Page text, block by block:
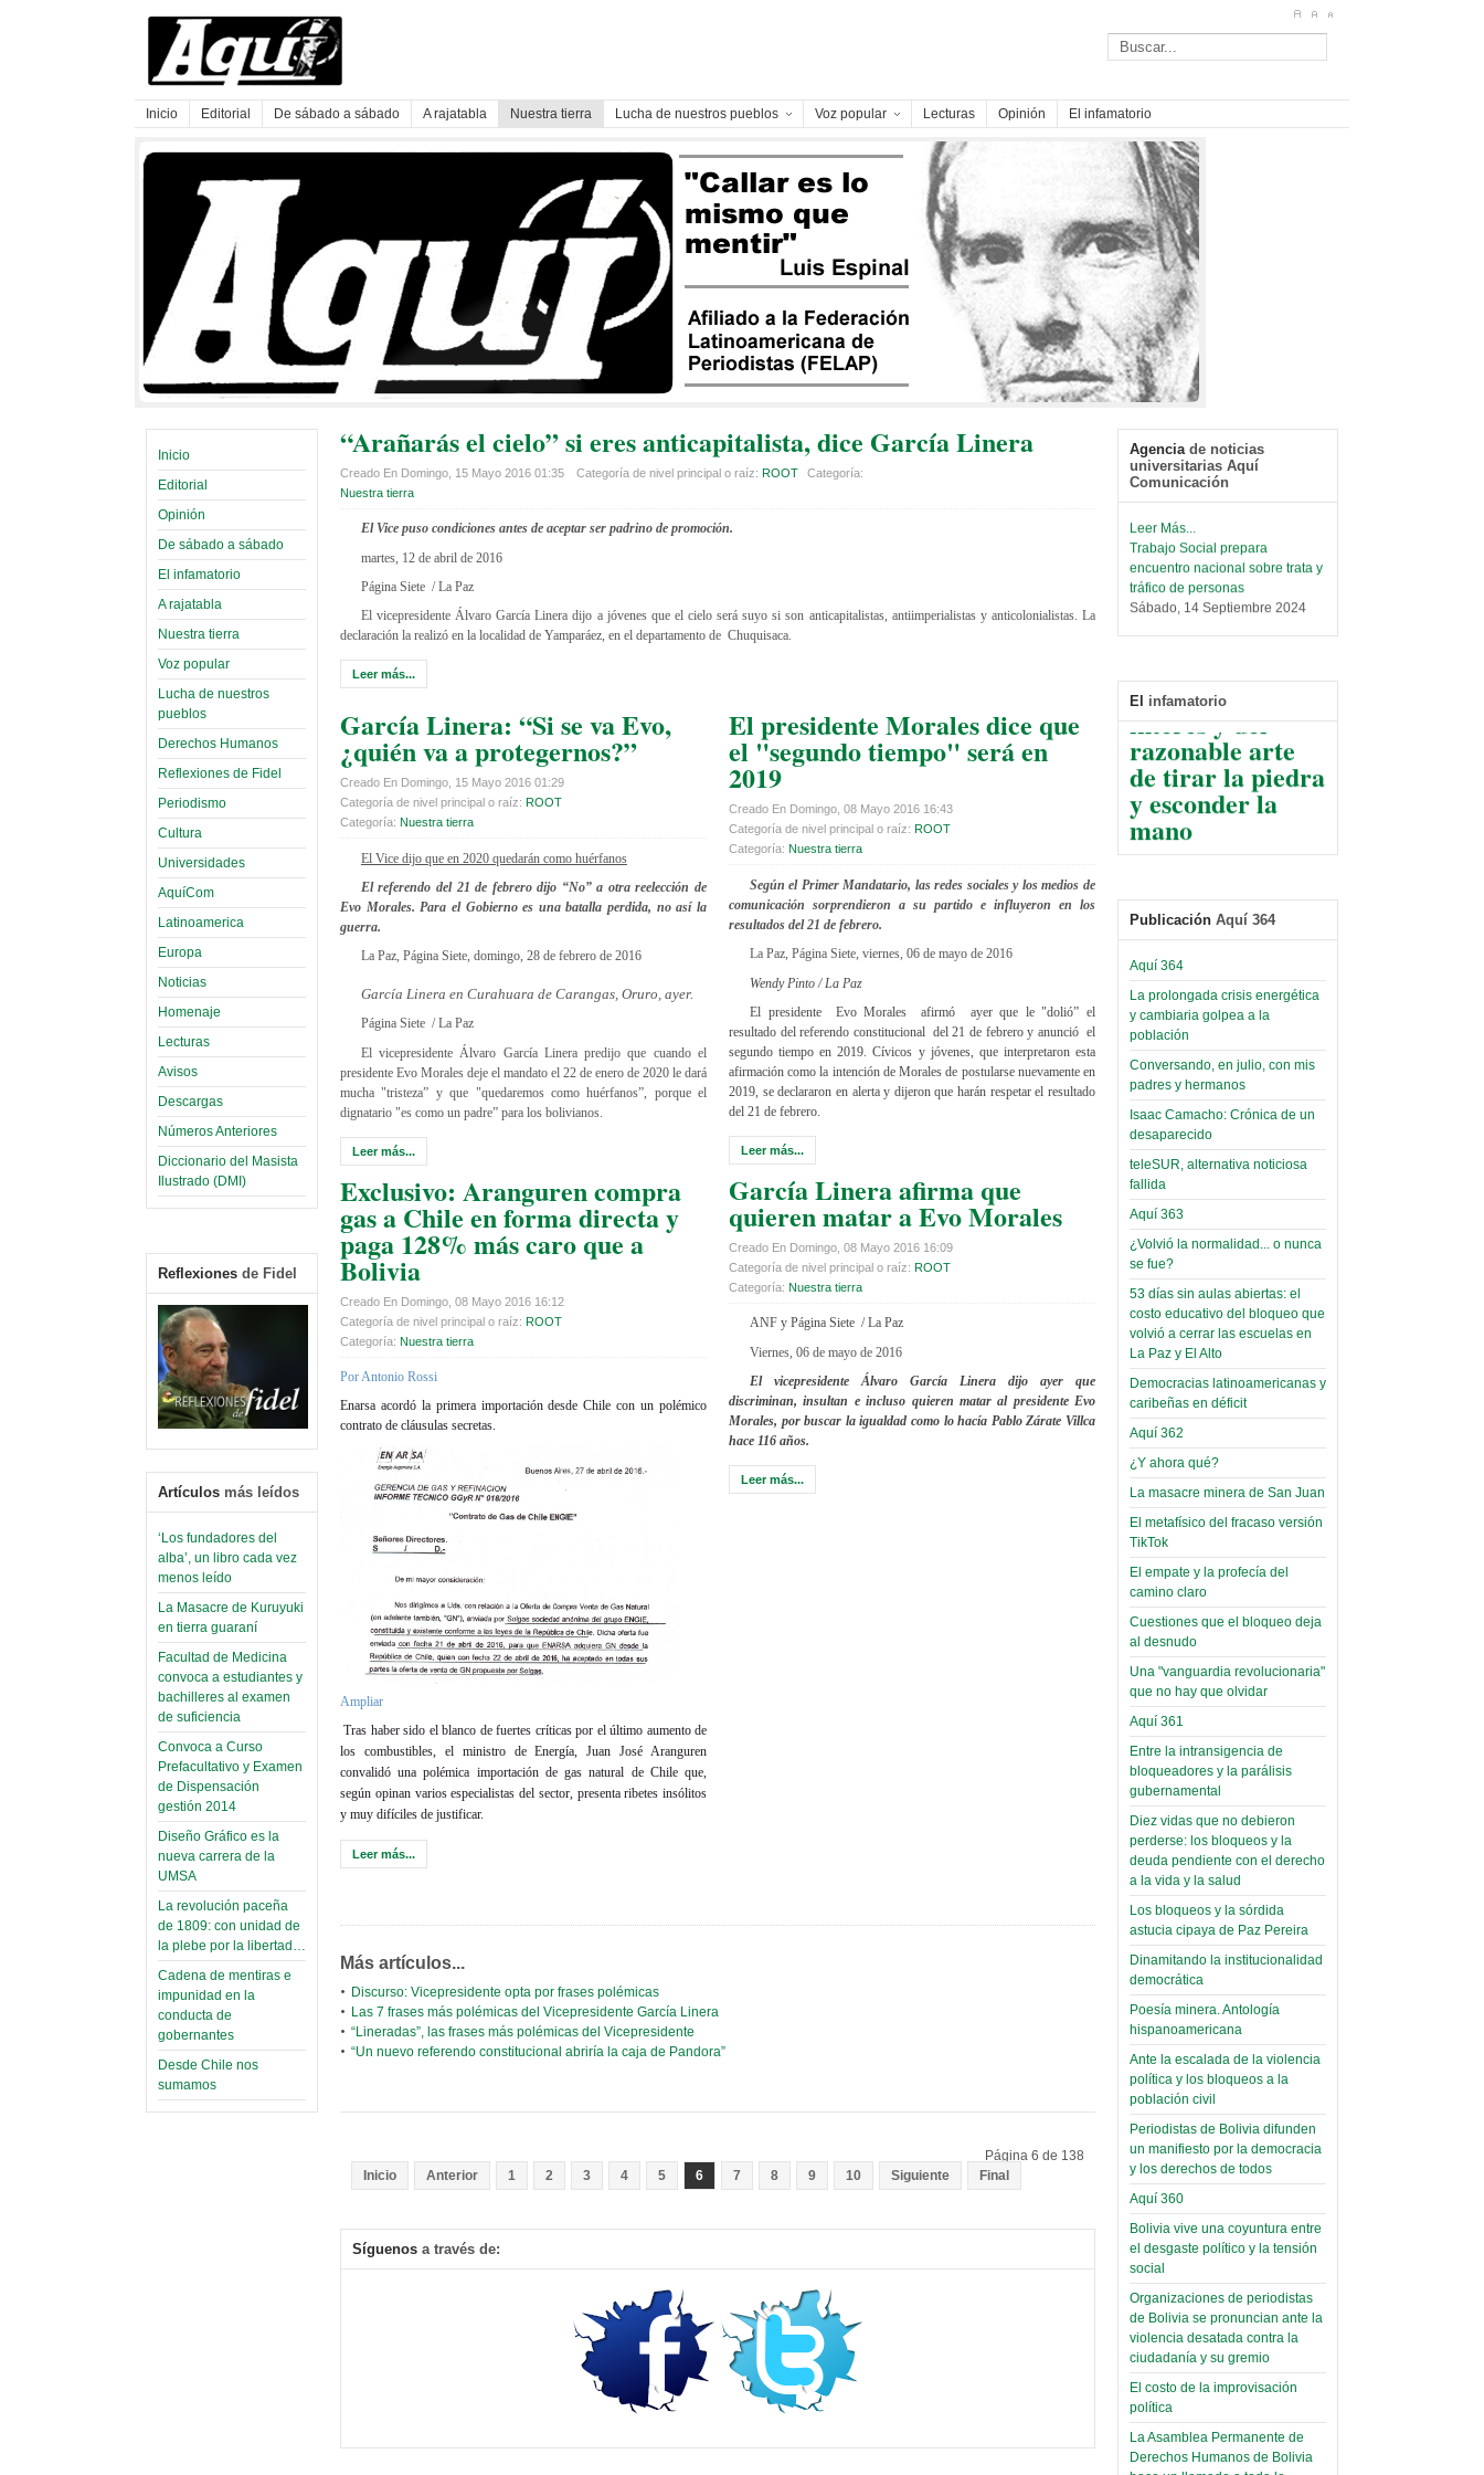
Inicio Editorial De sábado a sábado A rajatabla Nuestra tierra Lucha de nuestros pueblos Voz popular Lecturas Opinión El infamatorio
Inicio
Editorial
Opinión
De sábado a sábado
El infamatorio
A rajatabla
Nuestra tierra
Voz popular
Lucha de nuestros
pueblos
Derechos Humanos
Reflexiones de Fidel
Periodismo
Cultura
Universidades
AquíCom
Latinoamerica
Europa
Noticias
Homenaje
Lecturas
Avisos
Descargas
Números Anteriores
Diccionario del Masista
Ilustrado (DMI)
Reflexiones de Fidel
Artículos más leídos
‘Los fundadores del
alba’, un libro cada vez
menos leído
La Masacre de Kuruyuki
en tierra guaraní
Facultad de Medicina
convoca a estudiantes y
bachilleres al examen
de suficiencia
Convoca a Curso
Prefacultativo y Examen
de Dispensación
gestión 2014
Diseño Gráfico es la
nueva carrera de la
UMSA
La revolución paceña
de 1809: con unidad de
la plebe por la libertad…
Cadena de mentiras e
impunidad en la
conducta de
gobernantes
Desde Chile nos
sumamos
“Arañarás el cielo” si eres anticapitalista, dice García Linera
Creado En Domingo, 15 Mayo 2016 01:35 Categoría de nivel principal o raíz: ROOT
Categoría:
Nuestra tierra
El Vice puso condiciones antes de aceptar ser padrino de promoción.
martes, 12 de abril de 2016
Página Siete / La Paz
El vicepresidente Álvaro García Linera dijo a jóvenes que el cielo será suyo si son anticapitalistas, antiimperialistas y anticolonialistas. La
declaración la realizó en la localidad de Yamparáez, en el departamento de Chuquisaca.
Leer más...
García Linera: “Si se va Evo,
¿quién va a protegernos?”
Creado En Domingo, 15 Mayo 2016 01:29
Categoría de nivel principal o raíz: ROOT
Categoría: Nuestra tierra
El Vice dijo que en 2020 quedarán como huérfanos
El referendo del 21 de febrero dijo “No” a otra reelección de
Evo Morales. Para el Gobierno es una batalla perdida, no así la
guerra.
La Paz, Página Siete, domingo, 28 de febrero de 2016
García Linera en Curahuara de Carangas, Oruro, ayer.
Página Siete / La Paz
El vicepresidente Álvaro García Linera predijo que cuando el
presidente Evo Morales deje el mandato el 22 de enero de 2020 le dará
mucha "tristeza” y que "quedaremos como huérfanos”, porque el
dignatario "es como un padre” para los bolivianos.
Leer más...
Exclusivo: Aranguren compra
gas a Chile en forma directa y
paga 128% más caro que a
Bolivia
Creado En Domingo, 08 Mayo 2016 16:12
Categoría de nivel principal o raíz: ROOT
Categoría: Nuestra tierra
Por Antonio Rossi
Enarsa acordó la primera importación desde Chile con un polémico
contrato de cláusulas secretas.
Ampliar
Tras haber sido el blanco de fuertes críticas por el último aumento de
los combustibles, el ministro de Energía, Juan José Aranguren
convalidó una polémica importación de gas natural de Chile que,
según opinan varios especialistas del sector, presenta ribetes insólitos
y muy difíciles de justificar.
Leer más...
El presidente Morales dice que
el "segundo tiempo" será en
2019
Creado En Domingo, 08 Mayo 2016 16:43
Categoría de nivel principal o raíz: ROOT
Categoría: Nuestra tierra
Según el Primer Mandatario, las redes sociales y los medios de
comunicación sorprendieron a su partido e influyeron en los
resultados del 21 de febrero.
La Paz, Página Siete, viernes, 06 de mayo de 2016
Wendy Pinto / La Paz
El presidente Evo Morales afirmó ayer que le "dolió” el
resultado del referendo constitucional del 21 de febrero y anunció el
segundo tiempo en 2019. Cívicos y jóvenes, que interpretaron esta
afirmación como la intención de Morales de postularse nuevamente en
2019, se declararon en alerta y dijeron que harán respetar el resultado
del 21 de febrero.
Leer más...
García Linera afirma que
quieren matar a Evo Morales
Creado En Domingo, 08 Mayo 2016 16:09
Categoría de nivel principal o raíz: ROOT
Categoría: Nuestra tierra
ANF y Página Siete / La Paz
Viernes, 06 de mayo de 2016
El vicepresidente Álvaro García Linera dijo ayer que
discriminan, insultan e incluso quieren matar al presidente Evo
Morales, por buscar la igualdad como lo hacía Pablo Zárate Villca
hace 116 años.
Leer más...
Más artículos...
Discurso: Vicepresidente opta por frases polémicas
Las 7 frases más polémicas del Vicepresidente García Linera
“Lineradas”, las frases más polémicas del Vicepresidente
“Un nuevo referendo constitucional abriría la caja de Pandora”
Página 6 de 138
Inicio
Anterior 1 2 3 4 5 6 7 8 9 10 Siguiente Final
Síguenos a través de:
Agencia de noticias
universitarias Aquí
Comunicación
Primera actuación de la “Tuna
Femenina San Andrés”
Jueves, 14 Noviembre 2024
Leer Más...
Trabajo Social prepara
encuentro nacional sobre trata y
tráfico de personas
Sábado, 14 Septiembre 2024
Leer Más...
taller de software estadístico en
la UMSA
Sábado, 14 Septiembre 2024
Leer Más...
Banco Central otorga
certificados por apoyo al
Séptimo Encuentro de
Economistas
Sábado, 14 Octubre 2023
Leer Más...
Trabajo Social de la UMSA
volverá a las urnas para elegir a
su directora
Sábado, 14 Octubre 2023
Leer Más...
Candidatos del MAS se
presentarán en la UMSA
Jueves, 14 Septiembre 2023
Leer Más...
Carrera de Geografía realiza
Segundo Congreso Nacional
Viernes, 14 Octubre 2022
Leer Más...
Docentes y estudiantes de
Trabajo Social de la UMSA
elegirán directora
Viernes, 14 Octubre 2022
Leer Más...
“Tuna Femenina San Andrés”
toca y canta con coraje
Miércoles, 14 Septiembre 2022
Leer Más...
Posesionan a dirigentes de
Asociación de Docentes
Domingo, 14 Agosto 2022
Leer Más...
El infamatorio
conflicto de
interés y del
razonable arte
de tirar la piedra
y esconder la
mano
Infierno Covid
parte VI:
Gabinete de
Áñez se atribuye
construcción de
hospitales
prefabricados en
la que no tuvo
participación;
más de 24 horas
después rectifica
parcialmente
El Infamatorio
Miércoles, 09 Diciembre 2020
Read more...
Interpretación
de un álbum de
narco-fotos
(Miscelánea
Palaciega 8)
El Infamatorio
Miércoles, 19 Junio 2019
Read more...
Cosmética
descolonizadora
(Miscelánea
palaciega 7)
El Infamatorio
Lunes, 27 Mayo 2019
Read more...
Creacionismo,
filtraciones e
inicio de la
campaña del
MAS
(Miscelánea
palaciega 6)
El Infamatorio
Domingo, 12 Mayo 2019
Read more...
Publicación Aquí 364
Aquí 364
La prolongada crisis energética
y cambiaria golpea a la
población
Conversando, en julio, con mis
padres y hermanos
Isaac Camacho: Crónica de un
desaparecido
teleSUR, alternativa noticiosa
fallida
Aquí 363
¿Volvió la normalidad... o nunca
se fue?
53 días sin aulas abiertas: el
costo educativo del bloqueo que
volvió a cerrar las escuelas en
La Paz y El Alto
Democracias latinoamericanas y
caribeñas en déficit
Aquí 362
¿Y ahora qué?
La masacre minera de San Juan
El metafísico del fracaso versión
TikTok
El empate y la profecía del
camino claro
Cuestiones que el bloqueo deja
al desnudo
Una "vanguardia revolucionaria"
que no hay que olvidar
Aquí 361
Entre la intransigencia de
bloqueadores y la parálisis
gubernamental
Diez vidas que no debieron
perderse: los bloqueos y la
deuda pendiente con el derecho
a la vida y la salud
Los bloqueos y la sórdida
astucia cipaya de Paz Pereira
Dinamitando la institucionalidad
democrática
Poesía minera. Antología
hispanoamericana
Ante la escalada de la violencia
política y los bloqueos a la
población civil
Periodistas de Bolivia difunden
un manifiesto por la democracia
y los derechos de todos
Aquí 360
Bolivia vive una coyuntura entre
el desgaste político y la tensión
social
Organizaciones de periodistas
de Bolivia se pronuncian ante la
violencia desatada contra la
ciudadanía y su gremio
El costo de la improvisación
política
La Asamblea Permanente de
Derechos Humanos de Bolivia